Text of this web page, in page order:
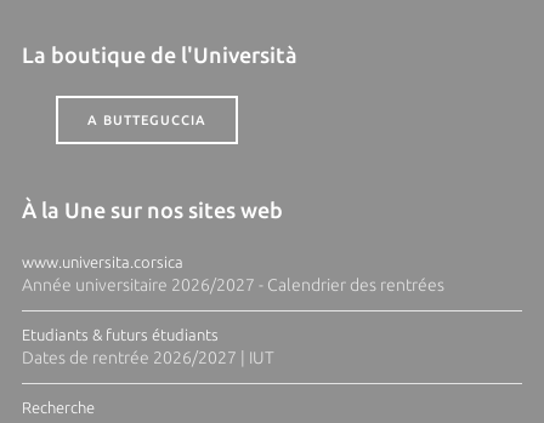
La boutique de l'Università
A BUTTEGUCCIA
À la Une sur nos sites web
www.universita.corsica
Année universitaire 2026/2027 - Calendrier des rentrées
Etudiants & futurs étudiants
Dates de rentrée 2026/2027 | IUT
Recherche